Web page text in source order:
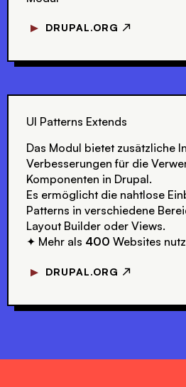
▼ DRUPAL.ORG ↗
UI Patterns Extends
Das Modul bietet zusätzliche
Verbesserungen für die
Komponenten in Drupal.
Es ermöglicht die nahtlose
Patterns in verschiedene
Layout Builder oder Views.
✦ Mehr als 400 Websites
▼ DRUPAL.ORG ↗